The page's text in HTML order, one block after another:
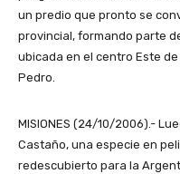
un predio que pronto se
provincial, formando parte
ubicada en el centro Este
Pedro.
MISIONES (24/10/2006).-
Castaño, una especie en
redescubierto para la